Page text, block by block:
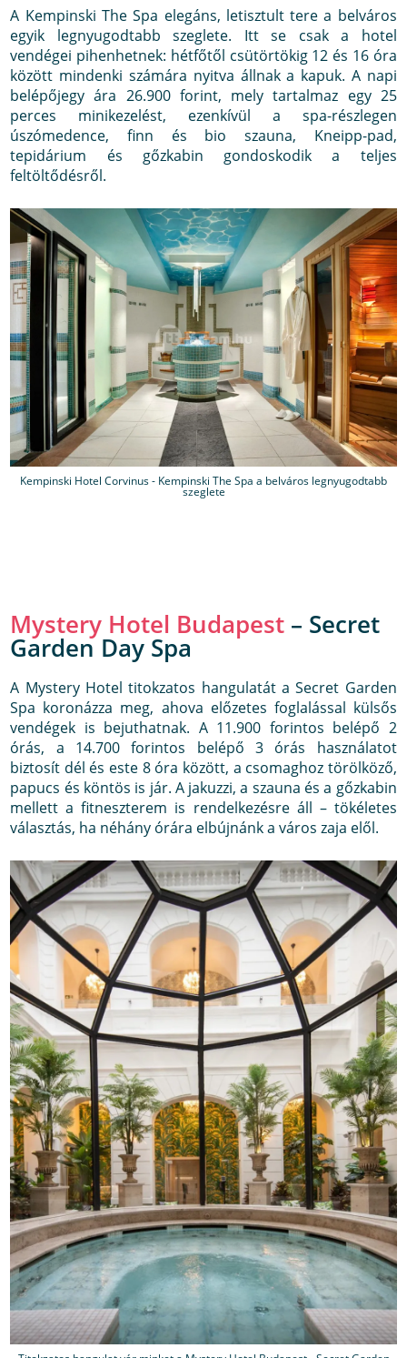
A Kempinski The Spa elegáns, letisztult tere a belváros
egyik legnyugodtabb szeglete. Itt se csak a hotel
vendégei pihenhetnek: hétfőtől csütörtökig 12 és 16 óra
között mindenki számára nyitva állnak a kapuk. A napi
belépőjegy ára 26.900 forint, mely tartalmaz egy 25
perces minikezelést, ezenkívül a spa-részlegen
úszómedence, finn és bio szauna, Kneipp-pad,
tepidárium és gőzkabin gondoskodik a teljes
feltöltődésről.
Kempinski Hotel Corvinus - Kempinski The Spa a belváros legnyugodtabb
szeglete
Mystery Hotel Budapest – Secret
Garden Day Spa
A Mystery Hotel titokzatos hangulatát a Secret Garden
Spa koronázza meg, ahova előzetes foglalással külsős
vendégek is bejuthatnak. A 11.900 forintos belépő 2
órás, a 14.700 forintos belépő 3 órás használatot
biztosít dél és este 8 óra között, a csomaghoz törölköző,
papucs és köntös is jár. A jakuzzi, a szauna és a gőzkabin
mellett a fitneszterem is rendelkezésre áll – tökéletes
választás, ha néhány órára elbújnánk a város zaja elől.